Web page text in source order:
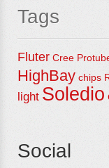
Tags
Fluter Cree
HighBay chips
light Soledio
Social